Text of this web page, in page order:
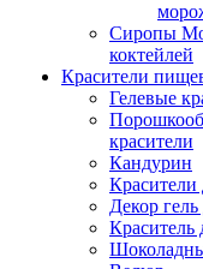
Сиропы
коктейлей
Красители
Гелевые
красители
Кандурин
Красители
Декор
Краситель